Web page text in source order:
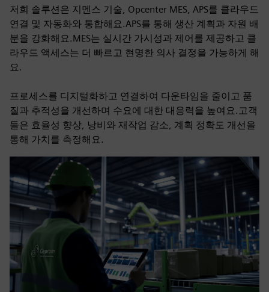
저희 솔루션은 지멘스 기술, Opcenter MES, APS를 클라우드
연결 및 자동화와 통합해요.APS를 통해 생산 계획과 자원 배
분을 강화해요.MES는 실시간 가시성과 제어를 제공하고 클
라우드 액세스는 더 빠르고 현명한 의사 결정을 가능하게 해
요.
프로세스를 디지털화하고 연결하여 다운타임을 줄이고 품
질과 추적성을 개선하며 수요에 대한 대응력을 높여요.고객
들은 효율성 향상, 낭비와 재작업 감소, 계획 정확도 개선을
통해 가치를 측정해요.